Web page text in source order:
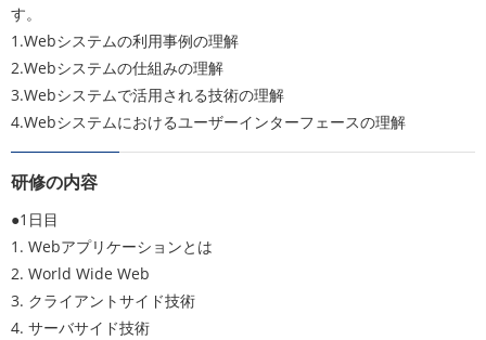
す。
1.Webシステムの利用事例の理解
2.Webシステムの仕組みの理解
3.Webシステムで活用される技術の理解
4.Webシステムにおけるユーザーインターフェースの理解
研修の内容
●1日目
1. Webアプリケーションとは
2. World Wide Web
3. クライアントサイド技術
4. サーバサイド技術